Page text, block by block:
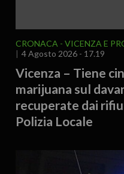
CRONACA
VICENZA E
4 Agosto 2026 - 17.19
Vicenza – Tiene
marijuana sul
recuperate dai
Polizia Locale